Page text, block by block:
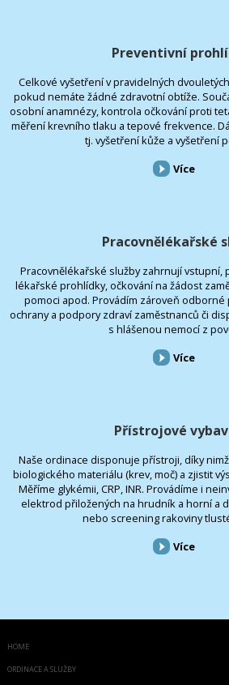
Preventivní
Celkové vyšetření v pravidelných
pokud nemáte žádné zdravotní obtíže.
osobní anamnézy, kontrola očkování proti
měření krevního tlaku a tepové frekvence.
tj. vyšetření kůže a vyšetření
Více
Pracovnělékařské
Pracovnělékařské služby zahrnují vstupní,
lékařské prohlídky, očkování na žádost
pomoci apod. Provádím zároveň odborné
ochrany a podpory zdraví zaměstnanců či
s hlášenou nemocí z
Více
Přístrojové
Naše ordinace disponuje přístroji, díky
biologického materiálu (krev, moč) a zjistit
Měříme glykémii, CRP, INR. Provádíme i
elektrod přiložených na hrudník a horní a
nebo screening rakoviny
Více
HOME
ORDINACE A SLUŽBY